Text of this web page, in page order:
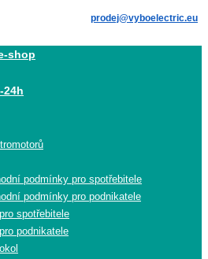
prodej@vyboelectric.eu
shop
24h
podmínky pro spotřebitele
podmínky pro podnikatele
spotřebitele
podnikatele